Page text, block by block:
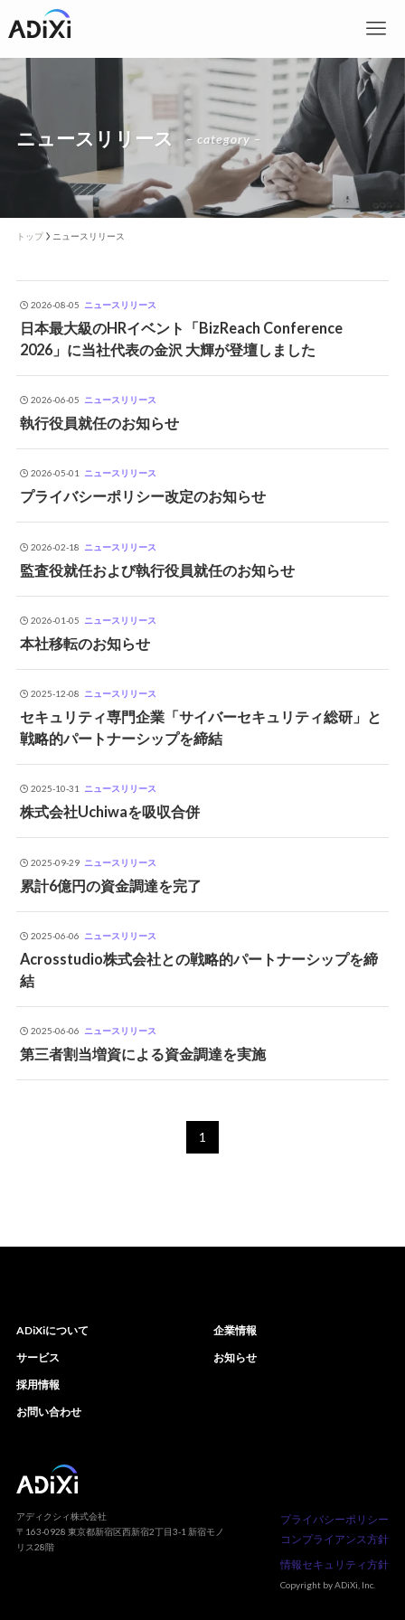
ニュースリリース – category –
トップ ニュースリリース
2026-08-05 ニュースリリース
日本最大級のHRイベント「BizReach Conference
2026」に当社代表の金沢 大輝が登壇しました
2026-06-05 ニュースリリース
執行役員就任のお知らせ
2026-05-01 ニュースリリース
プライバシーポリシー改定のお知らせ
2026-02-18 ニュースリリース
監査役就任および執行役員就任のお知らせ
2026-01-05 ニュースリリース
本社移転のお知らせ
2025-12-08 ニュースリリース
セキュリティ専門企業「サイバーセキュリティ総研」と
戦略的パートナーシップを締結
2025-10-31 ニュースリリース
株式会社Uchiwaを吸収合併
2025-09-29 ニュースリリース
累計6億円の資金調達を完了
2025-06-06 ニュースリリース
Acrosstudio株式会社との戦略的パートナーシップを締
結
2025-06-06 ニュースリリース
第三者割当増資による資金調達を実施
1
ADiXiについて
サービス
採用情報
お問い合わせ
企業情報
お知らせ
アディクシィ株式会社
〒163-0928 東京都新宿区西新宿2丁目3-1 新宿モノ
リス28階
プライバシーポリシー
コンプライアンス方針
情報セキュリティ方針
Copyright by ADiXi, Inc.